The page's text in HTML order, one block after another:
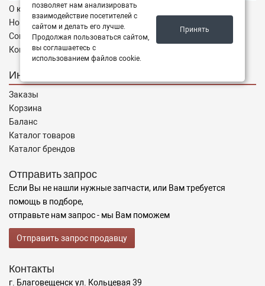
О компании
Новости
Соглашение
Контакты
Интернет магазин
Заказы
Корзина
Баланс
Каталог товаров
Каталог брендов
Отправить запрос
Если Вы не нашли нужные запчасти, или Вам требуется
помощь в подборе,
отправьте нам запрос - мы Вам поможем
Отправить запрос продавцу
Контакты
г. Благовещенск ул. Кольцевая 39
позволяет нам анализировать
взаимодействие посетителей с
сайтом и делать его лучше.
Продолжая пользоваться сайтом,
вы соглашаетесь с
использованием файлов cookie.
Принять